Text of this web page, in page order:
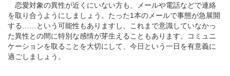
恋愛対象の異性が近くにいない方も、メールや電話などで連絡
を取り合うようにしましょう。たった1本のメールで事態が急展開
する……という可能性もありますし、これまで意識していなかっ
た異性との間に特別な感情が芽生えることもあります。コミュニ
ケーションを取ることを大切にして、今日という一日を有意義に
過ごしましょう。